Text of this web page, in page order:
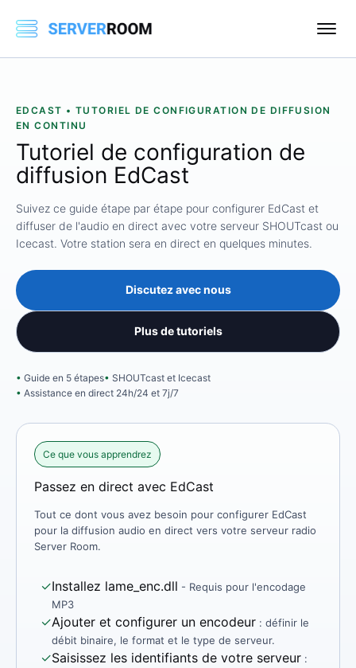
EDCAST • TUTORIEL DE CONFIGURATION DE DIFFUSION
EN CONTINU
Tutoriel de configuration de
diffusion EdCast
Suivez ce guide étape par étape pour configurer EdCast et
diffuser de l'audio en direct avec votre serveur SHOUTcast ou
Icecast. Votre station sera en direct en quelques minutes.
Discutez avec nous
Plus de tutoriels
Guide en 5 étapes
SHOUTcast et Icecast
Assistance en direct 24h/24 et 7j/7
Ce que vous apprendrez
Passez en direct avec EdCast
Tout ce dont vous avez besoin pour configurer EdCast
pour la diffusion audio en direct vers votre serveur radio
Server Room.
✓Installez lame_enc.dll - Requis pour l'encodage
MP3
✓Ajouter et configurer un encodeur : définir le
débit binaire, le format et le type de serveur.
✓Saisissez les identifiants de votre serveur :